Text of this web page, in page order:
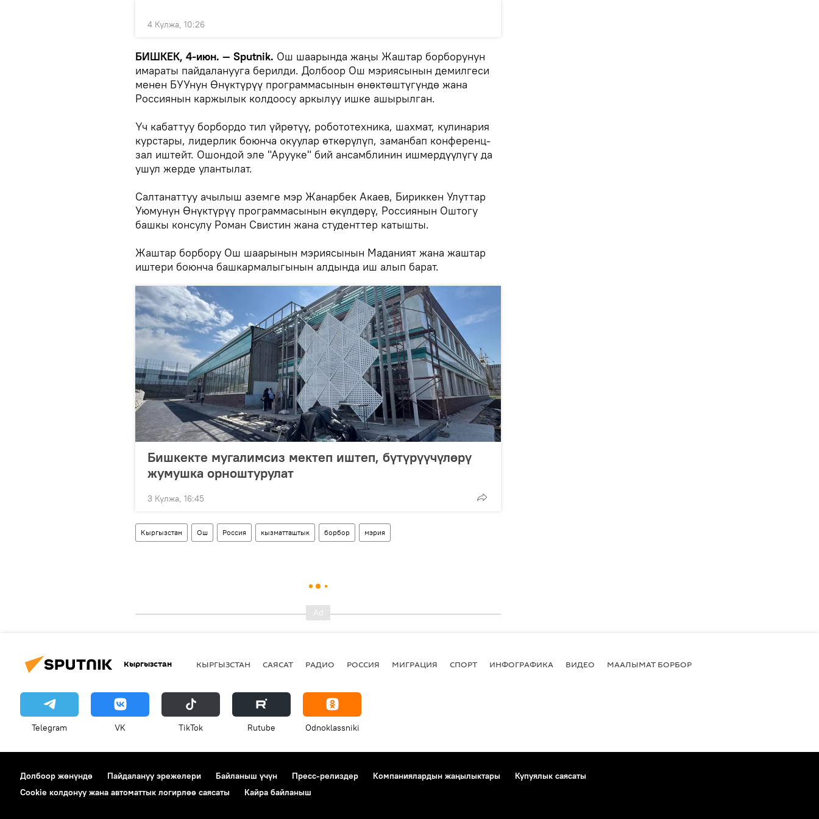
4 Кулжа, 10:26
БИШКЕК, 4-июн. — Sputnik. Ош шаарында жаңы Жаштар борборунун
имараты пайдаланууга берилди. Долбоор Ош мэриясынын демилгеси
менен БУУнун Өнүктүрүү программасынын өнөктөштүгүндө жана
Россиянын каржылык колдоосу аркылуу ишке ашырылган.
Үч кабаттуу борбордо тил үйрөтүү, робототехника, шахмат, кулинария
курстары, лидерлик боюнча окуулар өткөрүлүп, заманбап конференц-
зал иштейт. Ошондой эле "Арууке" бий ансамблинин ишмердүүлүгү да
ушул жерде улантылат.
Салтанаттуу ачылыш аземге мэр Жанарбек Акаев, Бириккен Улуттар
Уюмунун Өнүктүрүү программасынын өкүлдөрү, Россиянын Оштогу
башкы консулу Роман Свистин жана студенттер катышты.
Жаштар борбору Ош шаарынын мэриясынын Маданият жана жаштар
иштери боюнча башкармалыгынын алдында иш алып барат.
Бишкекте мугалимсиз мектеп иштеп, бүтүрүүчүлөрү
жумушка орноштурулат
3 Кулжа, 16:45
Кыргызстан Ош Россия кызматташтык борбор мэрия
Кыргызстан КЫРГЫЗСТАН САЯСАТ РАДИО РОССИЯ МИГРАЦИЯ СПОРТ ИНФОГРАФИКА ВИДЕО МААЛЫМАТ БОРБОР
Telegram VK ТikТоk Rutube Odnoklassniki
Долбоор жөнүндө Пайдалануу эрежелери Байланыш үчүн Пресс-релиздер Компаниялардын жаңылыктары
Купуялык саясаты
Cookie колдонуу жана автоматтык логирлөө саясаты
Кайра байланыш